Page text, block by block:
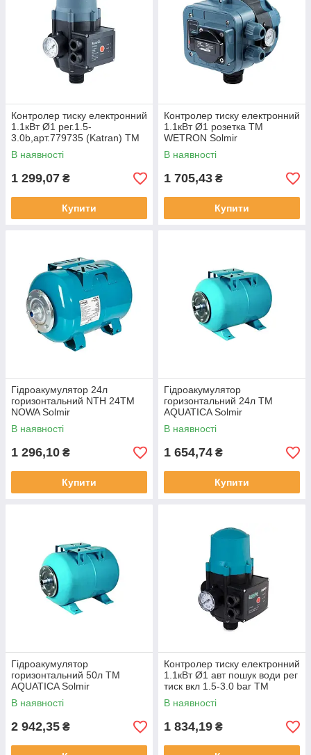
Контролер тиску електронний
1.1кВт Ø1 рег.1.5-
3.0b,арт.779735 (Katran) ТМ
WETRON Solmir
В наявності
1 299,07 ₴
Купити
Контролер тиску електронний
1.1кВт Ø1 розетка ТМ
WETRON Solmir
В наявності
1 705,43 ₴
Купити
Гідроакумулятор 24л
горизонтальний NTH 24ТМ
NOWA Solmir
В наявності
1 296,10 ₴
Купити
Гідроакумулятор
горизонтальний 24л ТМ
AQUATICA Solmir
В наявності
1 654,74 ₴
Купити
Гідроакумулятор
горизонтальний 50л ТМ
AQUATICA Solmir
В наявності
2 942,35 ₴
Контролер тиску електронний
1.1кВт Ø1 авт пошук води рег
тиск вкл 1.5-3.0 bar ТМ
AQUATICA Solmir
В наявності
1 834,19 ₴